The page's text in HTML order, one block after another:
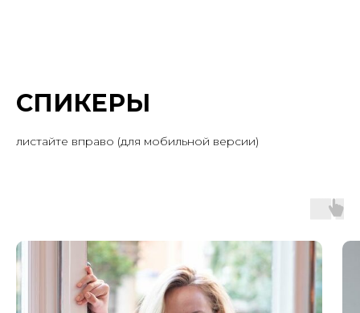
СПИКЕРЫ
листайте вправо (для мобильной версии)